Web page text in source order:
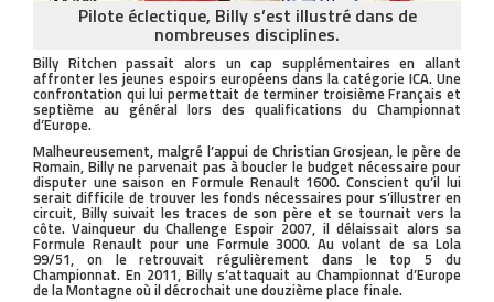
Pilote éclectique, Billy s’est illustré dans de
nombreuses disciplines.
Billy Ritchen passait alors un cap supplémentaires en allant
affronter les jeunes espoirs européens dans la catégorie ICA. Une
confrontation qui lui permettait de terminer troisième Français et
septième au général lors des qualifications du Championnat
d’Europe.
Malheureusement, malgré l’appui de Christian Grosjean, le père de
Romain, Billy ne parvenait pas à boucler le budget nécessaire pour
disputer une saison en Formule Renault 1600. Conscient qu’il lui
serait difficile de trouver les fonds nécessaires pour s’illustrer en
circuit, Billy suivait les traces de son père et se tournait vers la
côte. Vainqueur du Challenge Espoir 2007, il délaissait alors sa
Formule Renault pour une Formule 3000. Au volant de sa Lola
99/51, on le retrouvait régulièrement dans le top 5 du
Championnat. En 2011, Billy s’attaquait au Championnat d’Europe
de la Montagne où il décrochait une douzième place finale.